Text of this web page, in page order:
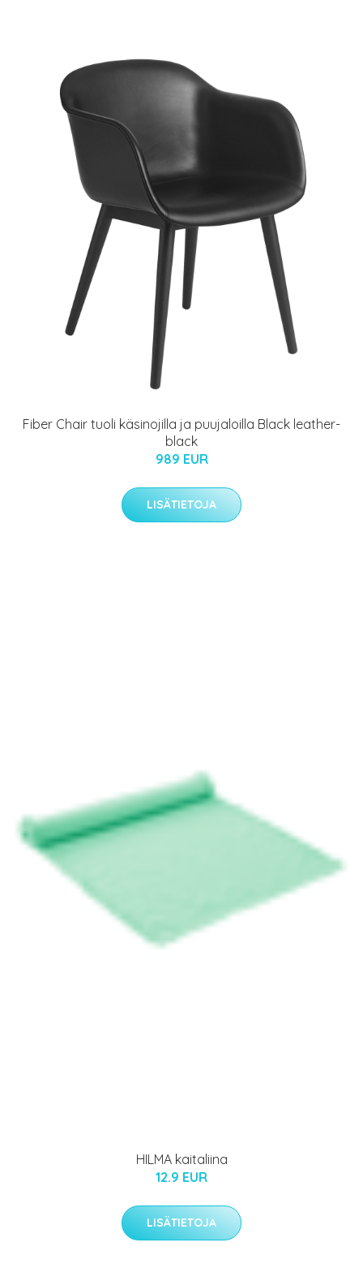
Fiber Chair tuoli käsinojilla ja puujaloilla Black leather-
black
989 EUR
LISÄTIETOJA
HILMA kaitaliina
12.9 EUR
LISÄTIETOJA